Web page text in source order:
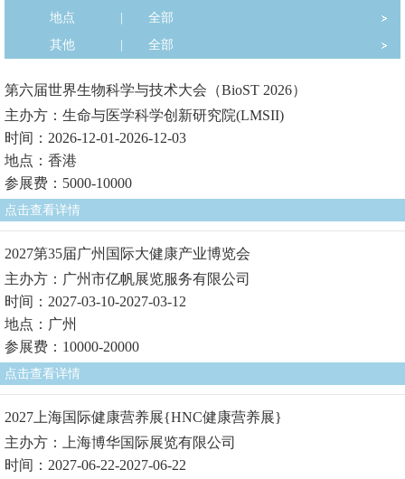
地点
全部
其他
全部
第六届世界生物科学与技术大会（BioST 2026）
主办方：生命与医学科学创新研究院(LMSII)
时间：2026-12-01-2026-12-03
地点：香港
参展费：5000-10000
点击查看详情
2027第35届广州国际大健康产业博览会
主办方：广州市亿帆展览服务有限公司
时间：2027-03-10-2027-03-12
地点：广州
参展费：10000-20000
点击查看详情
2027上海国际健康营养展{HNC健康营养展}
主办方：上海博华国际展览有限公司
时间：2027-06-22-2027-06-22